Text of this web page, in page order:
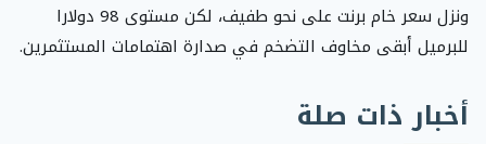
ونزل سعر خام برنت على نحو طفيف، لكن مستوى 98 دولارا
للبرميل أبقى مخاوف التضخم في صدارة اهتمامات المستثمرين.
أخبار ذات صلة